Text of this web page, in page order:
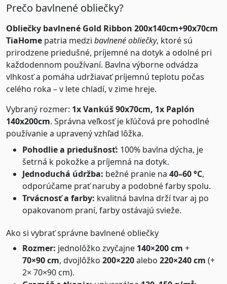
Prečo bavlnené obliečky?
Obliečky bavlnené Gold Ribbon 200x140cm+90x70cm
TiaHome patria medzi bavlnené obliečky, ktoré sú
prirodzene priedušné, príjemné na dotyk a odolné pri
každodennom používaní. Bavlna výborne odvádza
vlhkosť a pomáha udržiavať príjemnú teplotu počas
celého roka – v lete chladí, v zime hreje.
Vybraný rozmer: 1x Vankúš 90x70cm, 1x Paplón
140x200cm. Správna veľkosť je kľúčová pre pohodlné
používanie a upravený vzhľad lôžka.
Pohodlie a priedušnosť: 100% bavlna dýcha, je
šetrná k pokožke a príjemná na dotyk.
Jednoduchá údržba: bežné pranie na 40–60 °C,
odporúčame prať naruby a podobné farby spolu.
Trvácnosť a farby: kvalitná bavlna drží tvar aj po
opakovanom praní, farby ostávajú svieže.
Ako si vybrať správne bavlnené obliečky
Rozmer: jednolôžko zvyčajne 140×200 cm +
70×90 cm, dvojlôžko 200×220alebo 220×240 cm (+
2× 70×90 cm).